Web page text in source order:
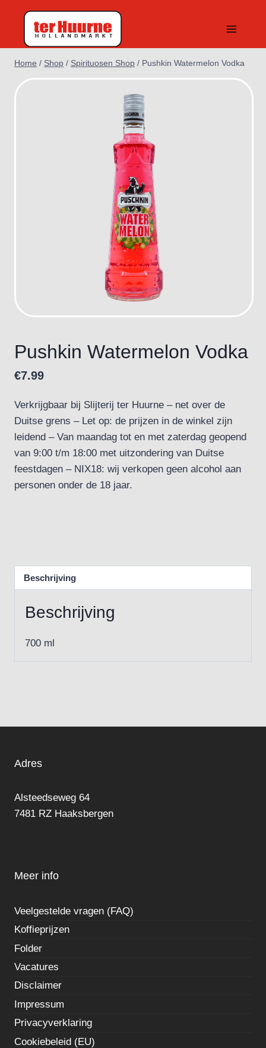
inhoud
Home / Shop / Spirituosen Shop / Pushkin Watermelon Vodka
Pushkin Watermelon Vodka
€7.99
Verkrijgbaar bij Slijterij ter Huurne – net over de
Duitse grens – Let op: de prijzen in de winkel zijn
leidend – Van maandag tot en met zaterdag geopend
van 9:00 t/m 18:00 met uitzondering van Duitse
feestdagen – NIX18: wij verkopen geen alcohol aan
personen onder de 18 jaar.
Beschrijving
Beschrijving
700 ml
Adres
Alsteedseweg 64
7481 RZ Haaksbergen
Meer info
Veelgestelde vragen (FAQ)
Koffieprijzen
Folder
Vacatures
Disclaimer
Impressum
Privacyverklaring
Cookiebeleid (EU)